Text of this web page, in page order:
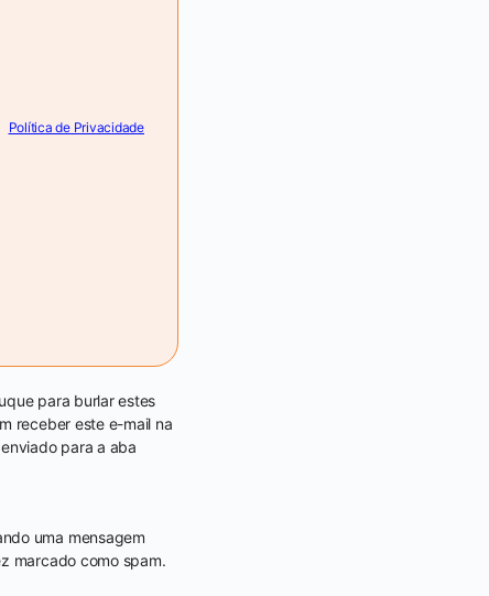
Política de Privacidade
para burlar estes
receber este e-mail na
para a aba
uma mensagem
marcado como spam.